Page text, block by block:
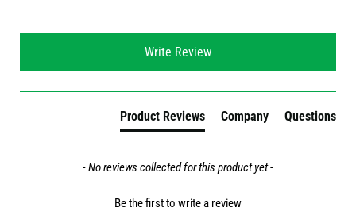
Write Review
Product Reviews Company Questions
- No reviews collected for this product yet -
Be the first to write a review